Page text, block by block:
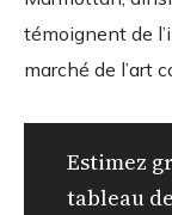
témoignent de
marché de l’art
Estimez
tableau